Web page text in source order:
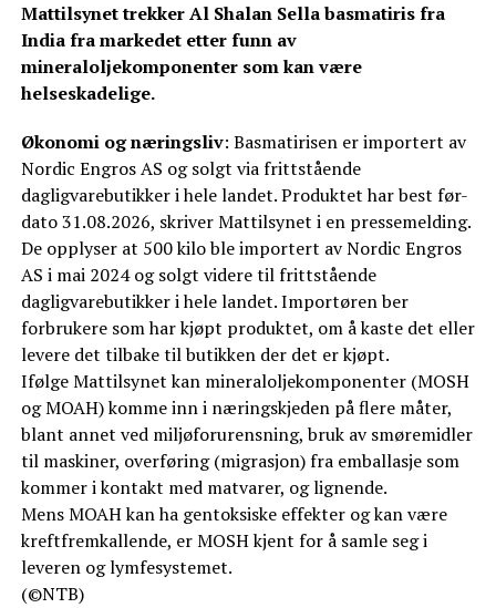
Mattilsynet trekker Al Shalan Sella basmatiris fra
India fra markedet etter funn av
mineraloljekomponenter som kan være
helseskadelige.
Økonomi og næringsliv: Basmatirisen er importert av
Nordic Engros AS og solgt via frittstående
dagligvarebutikker i hele landet. Produktet har best før-
dato 31.08.2026, skriver Mattilsynet i en pressemelding.
De opplyser at 500 kilo ble importert av Nordic Engros
AS i mai 2024 og solgt videre til frittstående
dagligvarebutikker i hele landet. Importøren ber
forbrukere som har kjøpt produktet, om å kaste det eller
levere det tilbake til butikken der det er kjøpt.
Ifølge Mattilsynet kan mineraloljekomponenter (MOSH
og MOAH) komme inn i næringskjeden på flere måter,
blant annet ved miljøforurensning, bruk av smøremidler
til maskiner, overføring (migrasjon) fra emballasje som
kommer i kontakt med matvarer, og lignende.
Mens MOAH kan ha gentoksiske effekter og kan være
kreftfremkallende, er MOSH kjent for å samle seg i
leveren og lymfesystemet.
(©NTB)